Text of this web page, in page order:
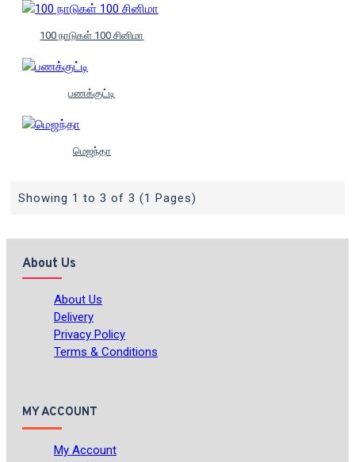
100 நாடுகள் 100 சினிமா
பணக்குட்டி
மெஜந்தா
Showing 1 to 3 of 3 (1 Pages)
About Us
About Us
Delivery
Privacy Policy
Terms & Conditions
MY ACCOUNT
My Account